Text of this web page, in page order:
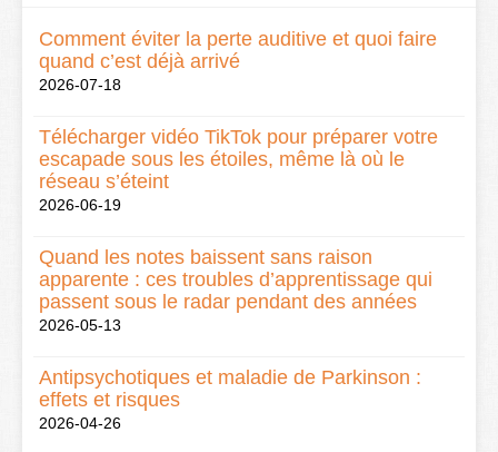
Comment éviter la perte auditive et quoi faire
quand c’est déjà arrivé
2026-07-18
Télécharger vidéo TikTok pour préparer votre
escapade sous les étoiles, même là où le
réseau s’éteint
2026-06-19
Quand les notes baissent sans raison
apparente : ces troubles d’apprentissage qui
passent sous le radar pendant des années
2026-05-13
Antipsychotiques et maladie de Parkinson :
effets et risques
2026-04-26